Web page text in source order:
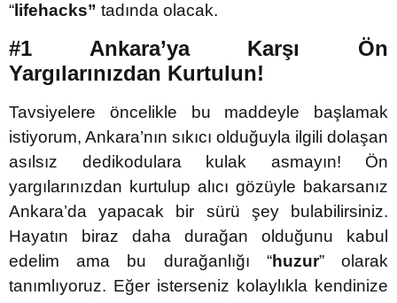
“ lifehacks” tadında olacak.
#1 Ankara’ya Karşı Ön
Yargılarınızdan Kurtulun!
Tavsiyelere öncelikle bu maddeyle başlamak
istiyorum, Ankara’nın sıkıcı olduğuyla ilgili dolaşan
asılsız dedikodulara kulak asmayın! Ön
yargılarınızdan kurtulup alıcı gözüyle bakarsanız
Ankara’da yapacak bir sürü şey bulabilirsiniz.
Hayatın biraz daha durağan olduğunu kabul
edelim ama bu durağanlığı “huzur” olarak
tanımlıyoruz. Eğer isterseniz kolaylıkla kendinize